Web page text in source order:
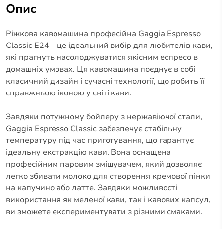
Опис
Ріжкова кавомашина професійна Gaggia Espresso
Classic E24 – це ідеальний вибір для любителів кави,
які прагнуть насолоджуватися якісним еспресо в
домашніх умовах. Ця кавомашина поєднує в собі
класичний дизайн і сучасні технології, що робить її
справжньою іконою у світі кави.
Завдяки потужному бойлеру з нержавіючої стали,
Gaggia Espresso Classic забезпечує стабільну
температуру під час приготування, що гарантує
ідеальну екстракцію кави. Вона оснащена
професійним паровим змішувачем, який дозволяє
легко збивати молоко для створення кремової пінки
на капучино або латте. Завдяки можливості
використання як меленої кави, так і кавових капсул,
ви зможете експериментувати з різними смаками.